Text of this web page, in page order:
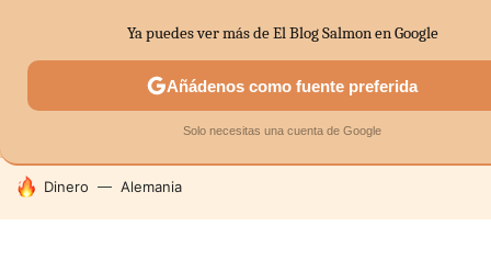
MENÚ NUEVO
ECONOMÍA DOMÉSTICA MERCADOS
HOY SE HABLA DE
Dinero Alemania
Ya puedes ver más de El Blog Salmon en Google
Añádenos como fuente preferida
Solo necesitas una cuenta de Google